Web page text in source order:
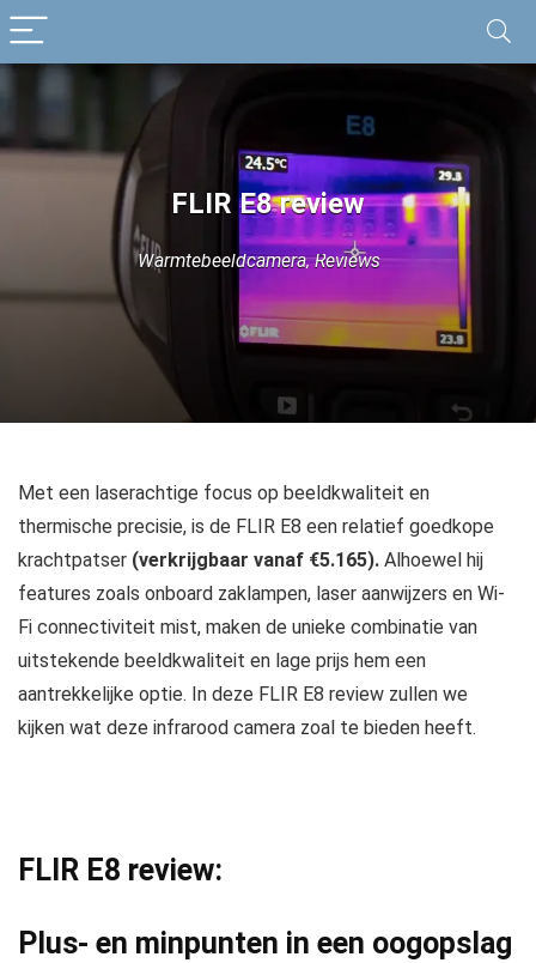
FLIR E8 review
Warmtebeeldcamera,Reviews
Met een laserachtige focus op beeldkwaliteit en
thermische precisie, is de FLIR E8 een relatief goedkope
krachtpatser (verkrijgbaar vanaf €5.165). Alhoewel hij
features zoals onboard zaklampen, laser aanwijzers en Wi-
Fi connectiviteit mist, maken de unieke combinatie van
uitstekende beeldkwaliteit en lage prijs hem een
aantrekkelijke optie. In deze FLIR E8 review zullen we
kijken wat deze infrarood camera zoal te bieden heeft.
FLIR E8 review:
Plus- en minpunten in een oogopslag